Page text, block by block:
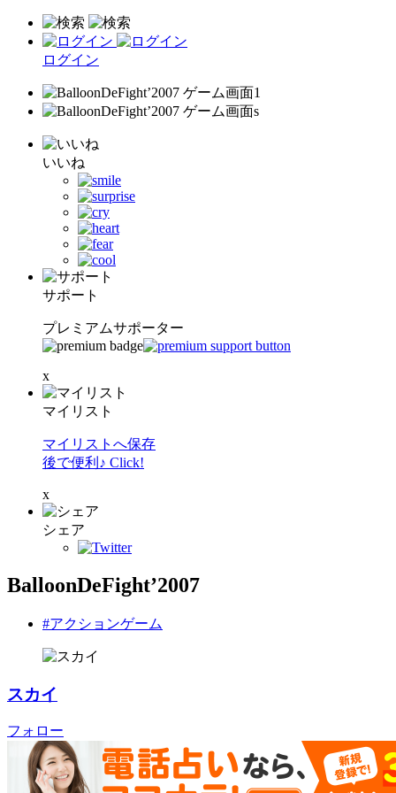
ログイン
いいね
サポート
プレミアムサポーター
x
マイリスト
マイリストへ保存
後で便利♪ Click!
x
シェア
BalloonDeFight’2007
#アクションゲーム
スカイ
フォロー